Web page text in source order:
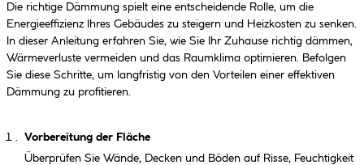
Die richtige Dämmung spielt eine entscheidende Rolle, um die
Energieeffizienz Ihres Gebäudes zu steigern und Heizkosten zu senken.
In dieser Anleitung erfahren Sie, wie Sie Ihr Zuhause richtig dämmen,
Wärmeverluste vermeiden und das Raumklima optimieren. Befolgen
Sie diese Schritte, um langfristig von den Vorteilen einer effektiven
Dämmung zu profitieren.
Vorbereitung der Fläche
Überprüfen Sie Wände, Decken und Böden auf Risse, Feuchtigkeit